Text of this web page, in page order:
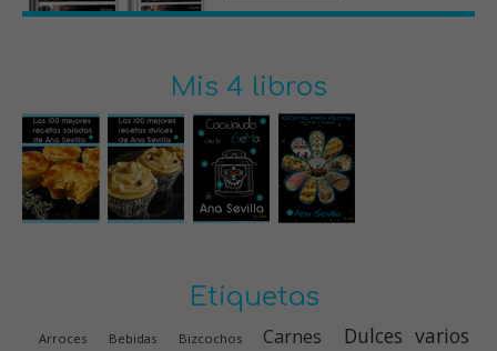
Mis 4 libros
Etiquetas
Arroces Bebidas Bizcochos Carnes Dulces varios